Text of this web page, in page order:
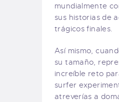
mundialmente
sus historias de
trágicos finales.
Así mismo,
su tamaño,
increíble reto
surfer
atreverías a